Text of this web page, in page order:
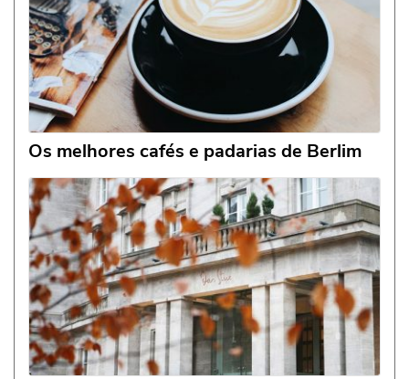
Os melhores cafés e padarias de Berlim